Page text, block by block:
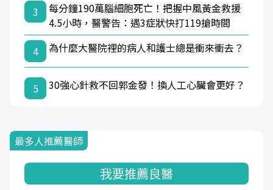
3
每分鐘190萬腦細胞死亡！把握中風黃金救援
4.5小時，醫警告：遇3症狀快打119搶時間
4
為什麼大醫院裡的病人和護士總是衝來衝去？
5 30強心針救不回郭金發！換人工心臟會更好？
最多人推薦醫師
我要推薦良醫